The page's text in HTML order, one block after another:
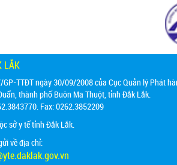
LẮK
GP-TTĐT ngày 30/09/2008 của Cục Quản lý Phát
thành phố Buôn Ma Thuột, tỉnh Đắk Lắk.
Fax: 0262.3852209
sở y tế tỉnh Đắk Lắk.
về địa chỉ: